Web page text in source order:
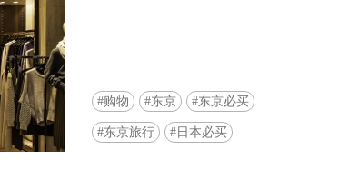
购物 东京 东京必买
东京旅行 日本必买